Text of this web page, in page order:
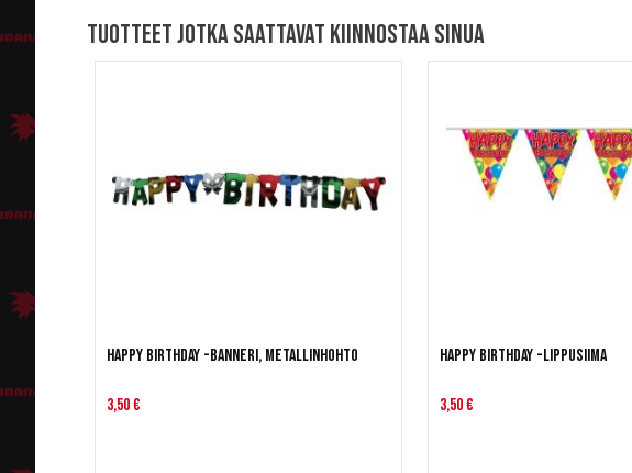
Tuotteet jotka saattavat kiinnostaa sinua
Happy Birthday -banneri, metallinhohto
3,50 €
Happy Birthday -lippusiima
3,50 €